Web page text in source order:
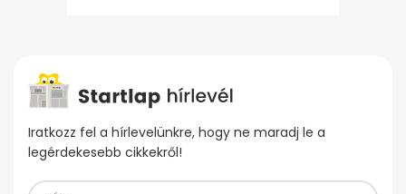
Iratkozz fel a hírlevelünkre, hogy ne maradj le a
legérdekesebb cikkekről!